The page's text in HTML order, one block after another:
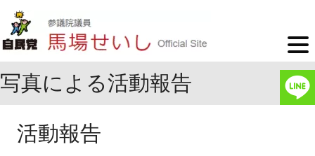
写真による活動報告
活動報告